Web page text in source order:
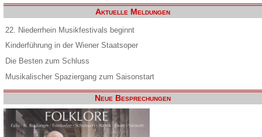
Aktuelle Meldungen
22. Niederrhein Musikfestivals beginnt
Kinderführung in der Wiener Staatsoper
Die Besten zum Schluss
Musikalischer Spaziergang zum Saisonstart
Neue Besprechungen